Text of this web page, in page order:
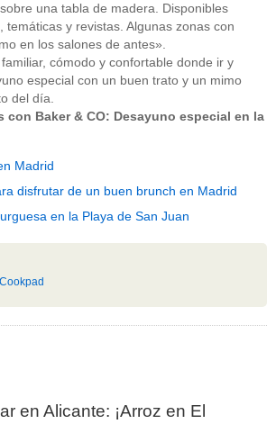
una tabla de madera. Disponibles
temáticas y revistas. Algunas zonas con
en los salones de antes».
cómodo y confortable donde ir y
especial con un buen trato y un mimo
del día.
con Baker & CO: Desayuno especial en la
Madrid
disfrutar de un buen brunch en Madrid
en la Playa de San Juan
en Alicante: ¡Arroz en El